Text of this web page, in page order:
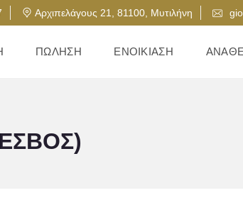
Αρχιπελάγους 21, 81100, Μυτιλήνη
ΠΏΛΗΣΗ ΕΝΟΙΚΊΑΣΗ